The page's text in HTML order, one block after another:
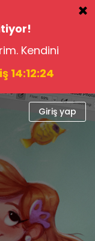
Kendini
14:12:23
Giriş yap